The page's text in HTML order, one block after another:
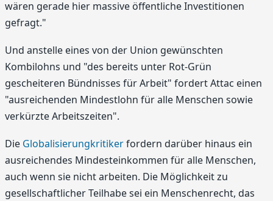
wären gerade hier massive öffentliche Investitionen
gefragt."
Und anstelle eines von der Union gewünschten
Kombilohns und "des bereits unter Rot-Grün
gescheiteren Bündnisses für Arbeit" fordert Attac einen
"ausreichenden Mindestlohn für alle Menschen sowie
verkürzte Arbeitszeiten".
Die Globalisierungkritikerfordern darüber hinaus ein
ausreichendes Mindesteinkommen für alle Menschen,
auch wenn sie nicht arbeiten. Die Möglichkeit zu
gesellschaftlicher Teilhabe sei ein Menschenrecht, das